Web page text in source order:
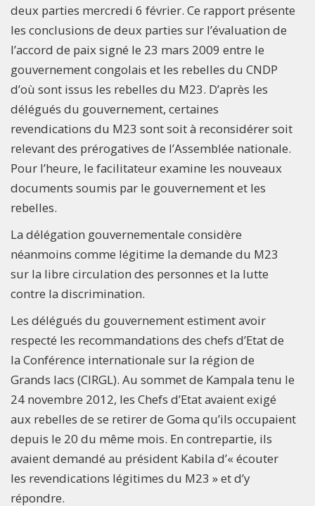
deux parties mercredi 6 février. Ce rapport présente
les conclusions de deux parties sur l’évaluation de
l’accord de paix signé le 23 mars 2009 entre le
gouvernement congolais et les rebelles du CNDP
d’où sont issus les rebelles du M23. D’après les
délégués du gouvernement, certaines
revendications du M23 sont soit à reconsidérer soit
relevant des prérogatives de l’Assemblée nationale.
Pour l’heure, le facilitateur examine les nouveaux
documents soumis par le gouvernement et les
rebelles.
La délégation gouvernementale considère
néanmoins comme légitime la demande du M23
sur la libre circulation des personnes et la lutte
contre la discrimination.
Les délégués du gouvernement estiment avoir
respecté les recommandations des chefs d’Etat de
la Conférence internationale sur la région de
Grands lacs (CIRGL). Au sommet de Kampala tenu le
24 novembre 2012, les Chefs d’Etat avaient exigé
aux rebelles de se retirer de Goma qu’ils occupaient
depuis le 20 du même mois. En contrepartie, ils
avaient demandé au président Kabila d’« écouter
les revendications légitimes du M23 » et d’y
répondre.